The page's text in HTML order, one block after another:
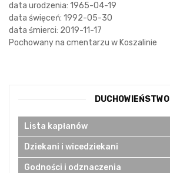
data urodzenia: 1965-04-19
data święceń: 1992-05-30
data śmierci: 2019-11-17
Pochowany na cmentarzu w Koszalinie
DUCHOWIEŃSTWO
Lista kapłanów
Dziekani i wicedziekani
Godności i odznaczenia